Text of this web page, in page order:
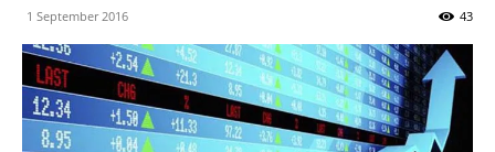
1 September 2016 43